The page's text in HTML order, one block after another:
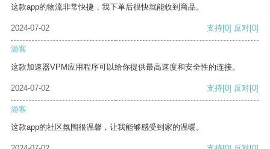
这款app的物流非常快捷，我下单后很快就能收到商品。
2024-07-02 支持[0] 反对[0]
游客
这款加速器VPM应用程序可以给你提供最高速度和安全性的连接。
2024-07-02 支持[0] 反对[0]
游客
这款app的社区氛围很温馨，让我能够感受到家的温暖。